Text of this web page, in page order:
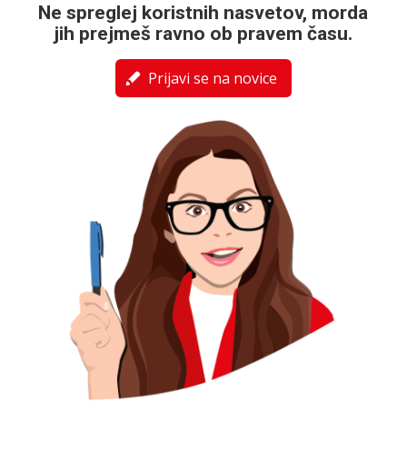
Ne spreglej koristnih nasvetov, morda
jih prejmeš ravno ob pravem času.
Prijavi se na novice